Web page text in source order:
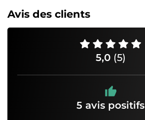
Avis des clients
5,0 (5)
5 avis positifs